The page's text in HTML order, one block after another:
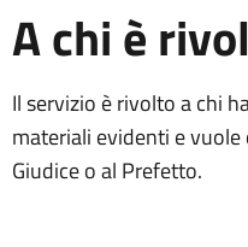
A chi è
Il servizio è rivolto a chi
materiali evidenti e
Giudice o al Prefetto.